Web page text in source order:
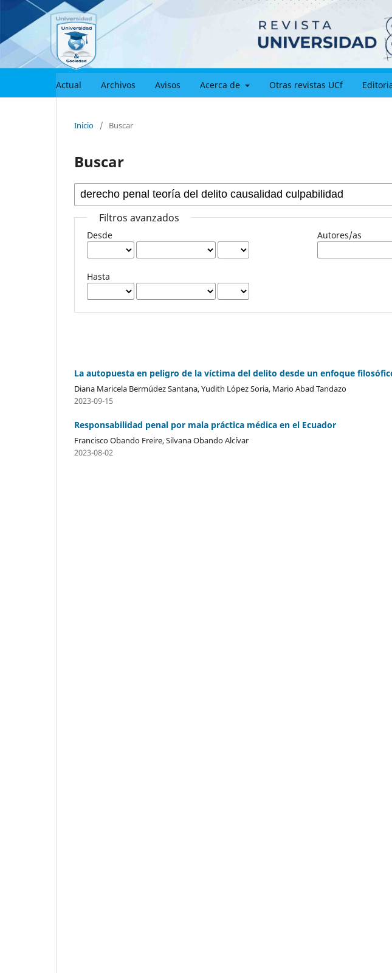
Actual Archivos Avisos Acerca de Otras revistas UCf
Inicio / Buscar
Buscar
Filtros avanzados
Desde
Hasta
Autores/as
La autopuesta en peligro de la víctima del delito desde un enfoque
Diana Maricela Bermúdez Santana, Yudith López Soria, Mario Abad Tandazo
2023-09-15
Responsabilidad penal por mala práctica médica en el Ecuador
Francisco Obando Freire, Silvana Obando Alcívar
2023-08-02